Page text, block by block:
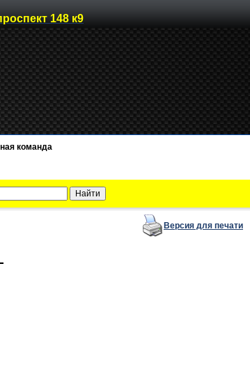
148 к9
команда
Версия для печати